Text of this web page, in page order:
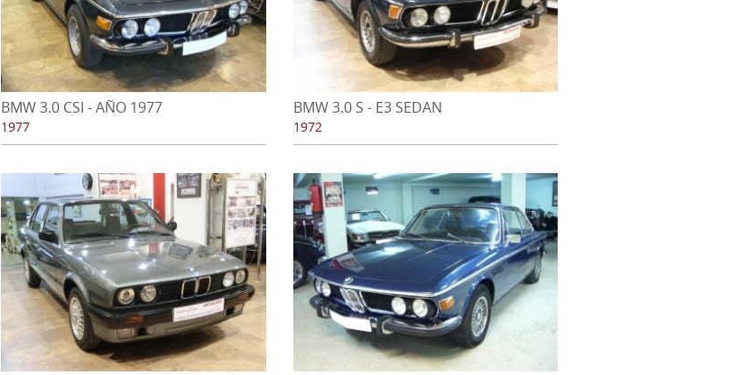
BMW 3.0 CSI - AÑO 1977
1977
BMW 3.0 S - E3 SEDAN
1972